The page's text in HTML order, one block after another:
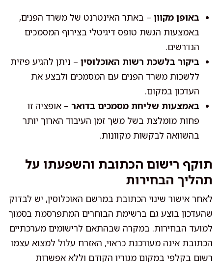
באופן מקוון – באתר האינטרנט של משרד הפנים,
באמצעות הגשת טופס דיגיטלי בצירוף המסמכים
הנדרשים.
ביקור בלשכת רשות האוכלוסין – ניתן להגיע פיזית
ללשכות משרד הפנים עם המסמכים ולבצע את
העדכון במקום.
באמצעות שליחת מסמכים בדואר – אופציה זו
פחות מומלצת בשל משך זמן העיבוד הארוך יותר
בהשוואה לבקשות מקוונות.
תוקף רישום הכתובת והשפעתו על
תהליך הבחירות
לאחר אישור שינוי הכתובת במרשם האוכלוסין, יש לבדוק
שהעדכון בוצע גם ברשימת הבוחרים המתפרסמת בסמוך
למועד הבחירות. במקרה שבהתאם לרישומים מערכתיים
הכתובת אינה מעודכנת כראוי, האזרח עלול למצוא עצמו
רשום בקלפי במקום מגוריו הקודם וללא אפשרות